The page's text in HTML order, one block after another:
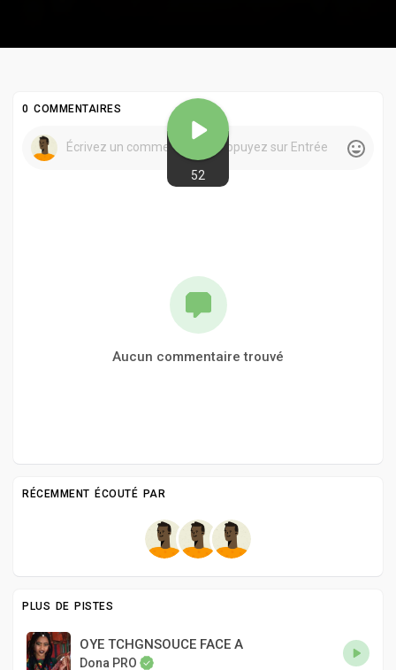
52
0 COMMENTAIRES
Aucun commentaire trouvé
RÉCEMMENT ÉCOUTÉ PAR
PLUS DE PISTES
OYE TCHGNSOUCE FACE A
Dona PRO